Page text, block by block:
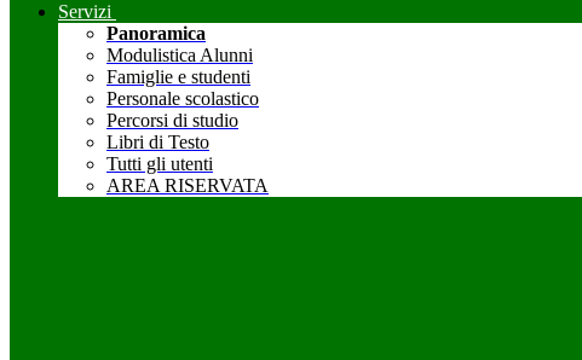
Servizi
Panoramica
Modulistica Alunni
Famiglie e studenti
Personale scolastico
Percorsi di studio
Libri di Testo
Tutti gli utenti
AREA RISERVATA